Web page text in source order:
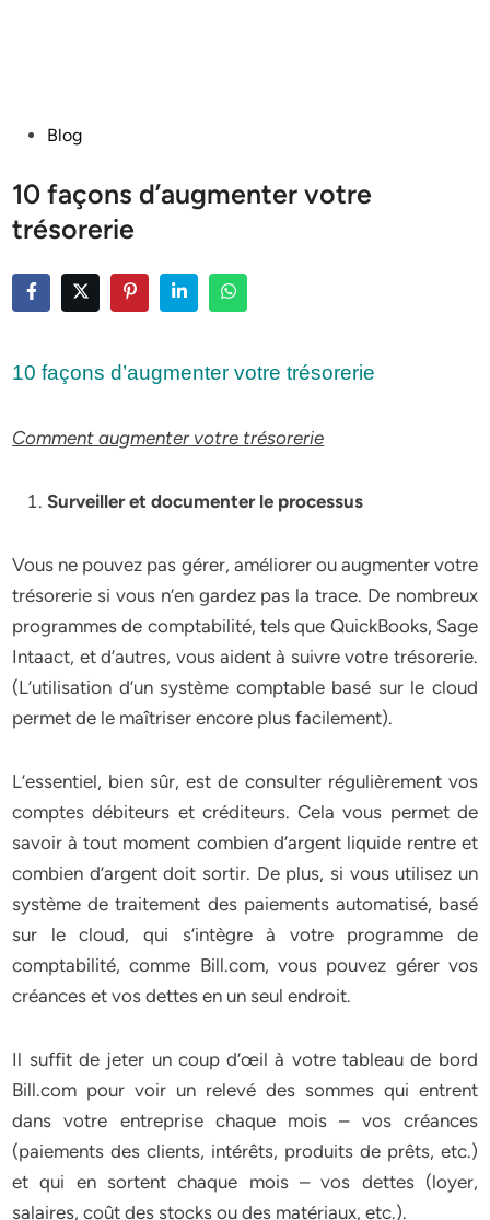
PostedBlog
10 façons d’augmenter votre
trésorerie
10 façons d’augmenter votre trésorerie
Comment augmenter votre trésorerie
Surveiller et documenter le processus
Vous ne pouvez pas gérer, améliorer ou augmenter votre
trésorerie si vous n’en gardez pas la trace. De nombreux
programmes de comptabilité, tels que QuickBooks, Sage
Intaact, et d’autres, vous aident à suivre votre trésorerie.
(L’utilisation d’un système comptable basé sur le cloud
permet de le maîtriser encore plus facilement).
L’essentiel, bien sûr, est de consulter régulièrement vos
comptes débiteurs et créditeurs. Cela vous permet de
savoir à tout moment combien d’argent liquide rentre et
combien d’argent doit sortir. De plus, si vous utilisez un
système de traitement des paiements automatisé, basé
sur le cloud, qui s’intègre à votre programme de
comptabilité, comme Bill.com, vous pouvez gérer vos
créances et vos dettes en un seul endroit.
Il suffit de jeter un coup d’œil à votre tableau de bord
Bill.com pour voir un relevé des sommes qui entrent
dans votre entreprise chaque mois – vos créances
(paiements des clients, intérêts, produits de prêts, etc.)
et qui en sortent chaque mois – vos dettes (loyer,
salaires, coût des stocks ou des matériaux, etc.).